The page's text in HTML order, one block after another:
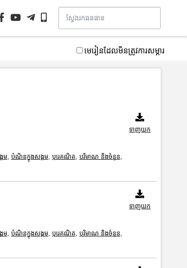
មេរៀនដែលមិនត្រូវការសម្ភារ
ម, បំណិនក្នុងសង្គម, បុរេគណិត បរិមាណ និងចំនួន
ទាញយក
ម, បំណិនក្នុងសង្គម, បុរេគណិត បរិមាណ និងចំនួន
ទាញយក